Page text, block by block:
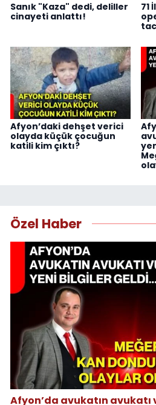
Sanık "Kaza" dedi, deliller
cinayeti anlattı!
71
Afyon’daki dehşet verici
olayda küçük çocuğun
katili kim çıktı?
Özel Haber
Afyon’da avukatın avukatı